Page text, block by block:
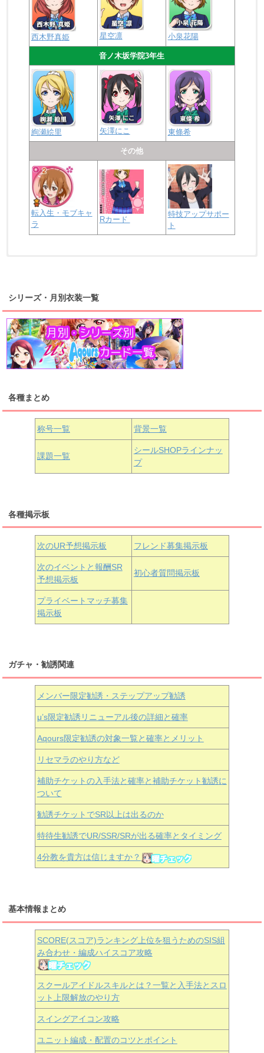
西木野真姫 星空凛 小泉花陽
音ノ木坂学院3年生
絢瀬絵里 矢澤にこ 東條希
その他
転入生・モブキャ
ラ
Rカード
特技アップサポー
ト
桜内梨子 高海千歌 渡辺曜
浦の星女学院1年生
津島善子 黒澤ルビィ
浦の星女学院3年生
黒澤ダイヤ
上原歩夢 宮下愛 優木せつ菜
虹ヶ咲学園1年生
中須かすみ 天王寺璃奈
朝香果林 近江彼方 エマ・ヴェルデ
シリーズ・月別衣装一覧
各種まとめ
称号一覧 背景一覧
課題一覧
シールSHOPラインナッ
プ
各種掲示板
次のUR予想掲示板 フレンド募集掲示板
次のイベントと報酬SR
予想掲示板
初心者質問掲示板
プライベートマッチ募集
掲示板
ガチャ・勧誘関連
メンバー限定勧誘・ステップアップ勧誘
μ’s限定勧誘リニューアル後の詳細と確率
Aqours限定勧誘の対象一覧と確率とメリット
リセマラのやり方など
補助チケットの入手法と確率と補助チケット勧誘に
ついて
勧誘チケットでSR以上は出るのか
特待生勧誘でUR/SSR/SRが出る確率とタイミング
4分教を貴方は信じますか？
基本情報まとめ
SCORE(スコア)ランキング上位を狙うためのSIS組
み合わせ・編成ハイスコア攻略
スクールアイドルスキルとは？一覧と入手法とスロ
ット上限解放のやり方
スイングアイコン攻略
ユニット編成・配置のコツとポイント